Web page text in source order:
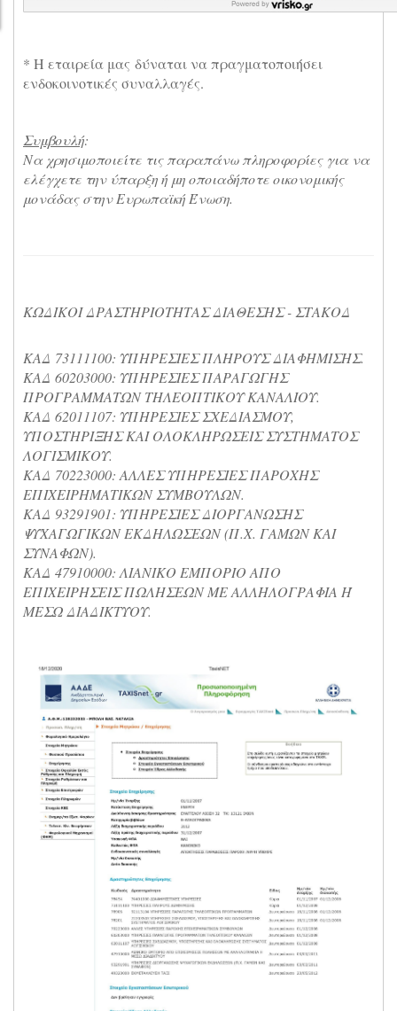
* Η εταιρεία μας δύναται να πραγματοποιήσει
ενδοκοινοτικές συναλλαγές.
Συμβουλή:
Να χρησιμοποιείτε τις παραπάνω πληροφορίες για να
ελέγχετε την ύπαρξη ή μη οποιαδήποτε οικονομικής
μονάδας στην Ευρωπαϊκή Ένωση.
ΚΩΔΙΚΟΙ ΔΡΑΣΤΗΡΙΟΤΗΤΑΣ ΔΙΑΘΕΣΗΣ - ΣΤΑΚΟΔ
ΚΑΔ 73111100: ΥΠΗΡΕΣΙΕΣ ΠΛΗΡΟΥΣ ΔΙΑΦΗΜΙΣΗΣ.
ΚΑΔ 60203000: ΥΠΗΡΕΣΙΕΣ ΠΑΡΑΓΩΓΗΣ
ΠΡΟΓΡΑΜΜΑΤΩΝ ΤΗΛΕΟΠΤΙΚΟΥ ΚΑΝΑΛΙΟΥ.
ΚΑΔ 62011107: ΥΠΗΡΕΣΙΕΣ ΣΧΕΔΙΑΣΜΟΥ,
ΥΠΟΣΤΗΡΙΞΗΣ ΚΑΙ ΟΛΟΚΛΗΡΩΣΕΙΣ ΣΥΣΤΗΜΑΤΟΣ
ΛΟΓΙΣΜΙΚΟΥ.
ΚΑΔ 70223000: ΑΛΛΕΣ ΥΠΗΡΕΣΙΕΣ ΠΑΡΟΧΗΣ
ΕΠΙΧΕΙΡΗΜΑΤΙΚΩΝ ΣΥΜΒΟΥΛΩΝ.
ΚΑΔ 93291901: ΥΠΗΡΕΣΙΕΣ ΔΙΟΡΓΑΝΩΣΗΣ
ΨΥΧΑΓΩΓΙΚΩΝ ΕΚΔΗΛΩΣΕΩΝ (Π.Χ. ΓΑΜΩΝ ΚΑΙ
ΣΥΝΑΦΩΝ).
ΚΑΔ 47910000: ΛΙΑΝΙΚΟ ΕΜΠΟΡΙΟ ΑΠΟ
ΕΠΙΧΕΙΡΗΣΕΙΣ ΠΩΛΗΣΕΩΝ ΜΕ ΑΛΛΗΛΟΓΡΑΦΙΑ Ή
ΜΕΣΩ ΔΙΑΔΙΚΤΥΟΥ.